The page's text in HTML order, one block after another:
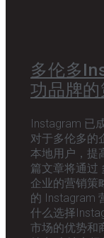
多伦多
功品牌
Instagram 已
对于多伦多的
本地用户，提
篇文章将通过
企业的营销策
的 Instagram
什么选择
市场的优势和